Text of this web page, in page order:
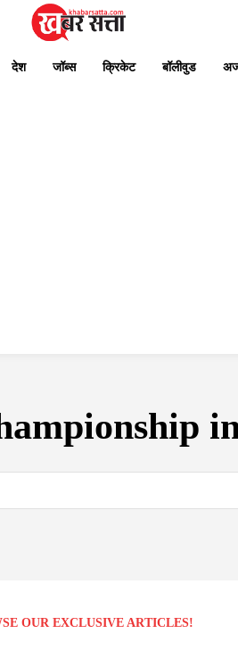
देश जॉब्स क्रिकेट बॉलीवुड
OUR EXCLUSIVE ARTICLES!